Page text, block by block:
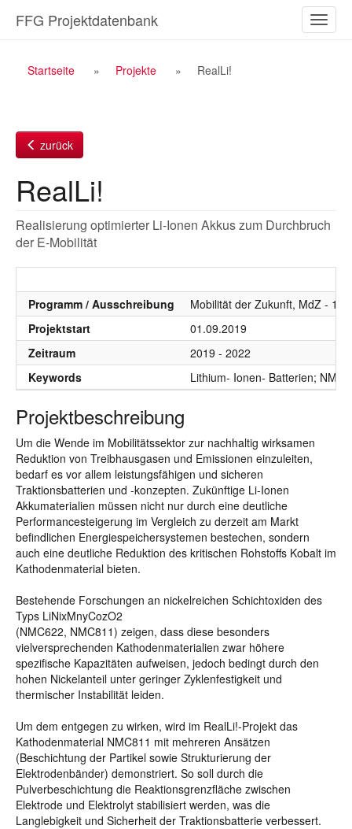
Inhalt
ein-/
FFG Projektdatenbank
Breadcrumb
Startseite Projekte RealLi!
zurück
RealLi!
Realisierung optimierter Li-Ionen Akkus zum Durchbruch
der E-Mobilität
Programm / Ausschreibung
Mobilität der Zukunft, MdZ -
Projektstart
01.09.2019
Zeitraum
2019 - 2022
Keywords
Lithium- Ionen- Batterien;
Projektbeschreibung
Um die Wende im Mobilitätssektor zur nachhaltig wirksamen
Reduktion von Treibhausgasen und Emissionen einzuleiten,
bedarf es vor allem leistungsfähigen und sicheren
Traktionsbatterien und -konzepten. Zukünftige Li-Ionen
Akkumaterialien müssen nicht nur durch eine deutliche
Performancesteigerung im Vergleich zu derzeit am Markt
befindlichen Energiespeichersystemen bestechen, sondern
auch eine deutliche Reduktion des kritischen Rohstoffs Kobalt im
Kathodenmaterial bieten.
Bestehende Forschungen an nickelreichen Schichtoxiden des
Typs LiNixMnyCozO2
(NMC622, NMC811) zeigen, dass diese besonders
vielversprechenden Kathodenmaterialien zwar höhere
spezifische Kapazitäten aufweisen, jedoch bedingt durch den
hohen Nickelanteil unter geringer Zyklenfestigkeit und
thermischer Instabilität leiden.
Um dem entgegen zu wirken, wird im RealLi!-Projekt das
Kathodenmaterial NMC811 mit mehreren Ansätzen
(Beschichtung der Partikel sowie Strukturierung der
Elektrodenbänder) demonstriert. So soll durch die
Pulverbeschichtung die Reaktionsgrenzfläche zwischen
Elektrode und Elektrolyt stabilisiert werden, was die
Langlebigkeit und Sicherheit der Traktionsbatterie verbessert.